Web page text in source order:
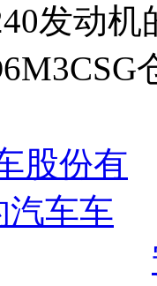
发动机